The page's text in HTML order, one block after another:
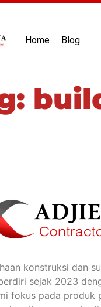
Home Blog
konstruksi dan
sejak 2023
fokus pada produk